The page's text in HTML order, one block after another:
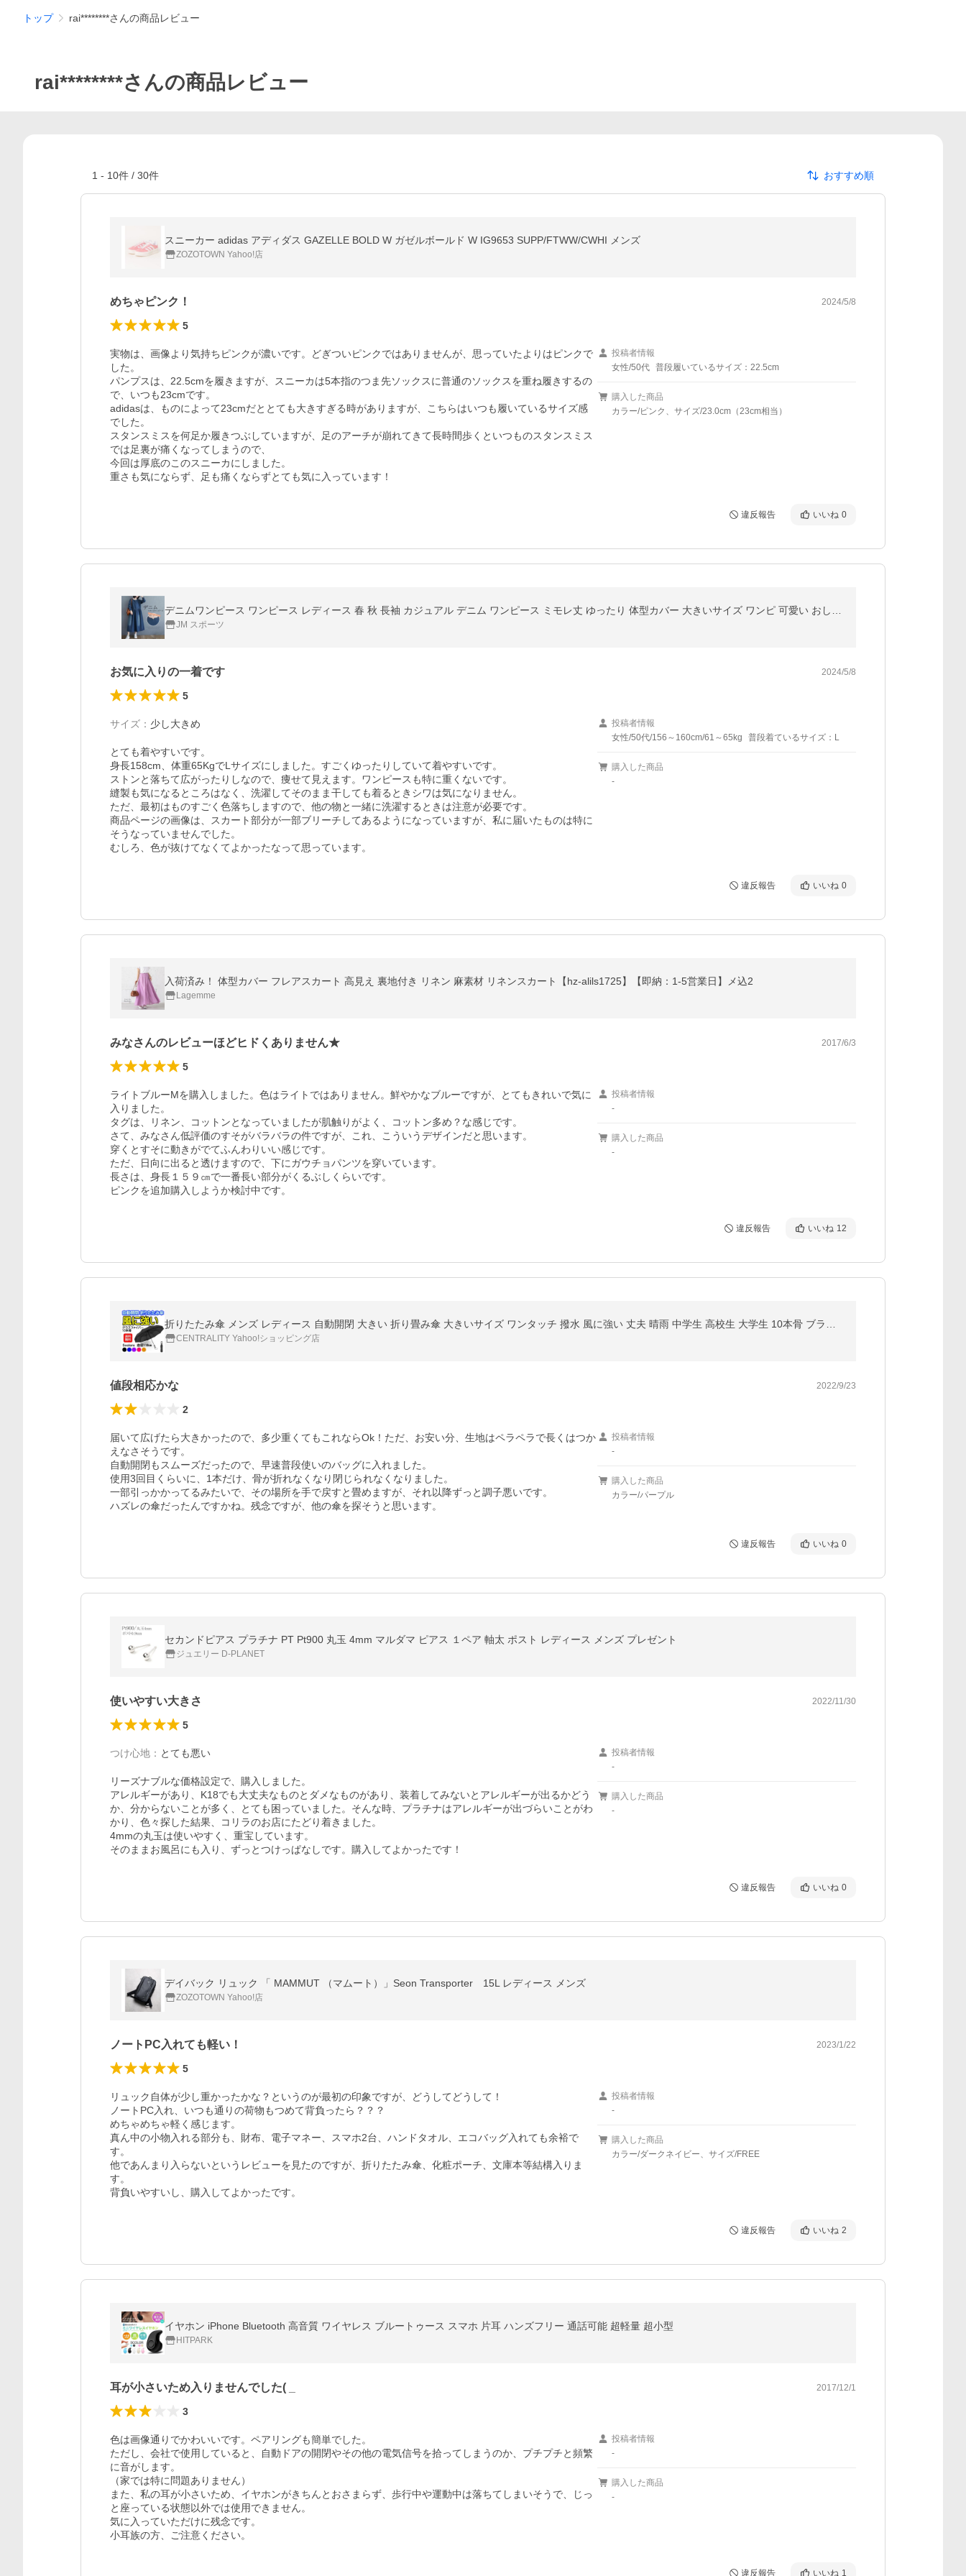
トップ rai********さんの商品レビュー
rai********さんの商品レビュー
1 - 10件 / 30件 おすすめ順
スニーカー adidas アディダス GAZELLE BOLD W ガゼルボールド W IG9653 SUPP/FTWW/CWHI メンズ
ZOZOTOWN Yahoo!店
めちゃピンク！ 2024/5/8
5
実物は、画像より気持ちピンクが濃いです。どぎついピンクではありませんが、思っていたよりはピンクで
した。
パンプスは、22.5cmを履きますが、スニーカは5本指のつま先ソックスに普通のソックスを重ね履きするの
で、いつも23cmです。
adidasは、ものによって23cmだととても大きすぎる時がありますが、こちらはいつも履いているサイズ感
でした。
スタンスミスを何足か履きつぶしていますが、足のアーチが崩れてきて長時間歩くといつものスタンスミス
では足裏が痛くなってしまうので、
今回は厚底のこのスニーカにしました。
重さも気にならず、足も痛くならずとても気に入っています！
投稿者情報
女性/50代 普段履いているサイズ：22.5cm
購入した商品
カラー/ピンク、サイズ/23.0cm（23cm相当）
違反報告 いいね 0
JM スポーツ
お気に入りの一着です 2024/5/8
5
サイズ ： 少し大きめ
とても着やすいです。
身長158cm、体重65KgでLサイズにしました。すごくゆったりしていて着やすいです。
ストンと落ちて広がったりしなので、痩せて見えます。ワンピースも特に重くないです。
縫製も気になるところはなく、洗濯してそのまま干しても着るときシワは気になりません。
ただ、最初はものすごく色落ちしますので、他の物と一緒に洗濯するときは注意が必要です。
商品ページの画像は、スカート部分が一部ブリーチしてあるようになっていますが、私に届いたものは特に
そうなっていませんでした。
むしろ、色が抜けてなくてよかったなって思っています。
投稿者情報
女性/50代/156～160cm/61～65kg
普段着ているサイズ：L
購入した商品
-
違反報告 いいね 0
入荷済み！ 体型カバー フレアスカート 高見え 裏地付き リネン 麻素材 リネンスカート【hz-alils1725】【即納：1-5営業日】メ込2
Lagemme
みなさんのレビューほどヒドくありません★ 2017/6/3
5
ライトブルーMを購入しました。色はライトではありません。鮮やかなブルーですが、とてもきれいで気に
入りました。
タグは、リネン、コットンとなっていましたが肌触りがよく、コットン多め？な感じです。
さて、みなさん低評価のすそがバラバラの件ですが、これ、こういうデザインだと思います。
穿くとすそに動きがでてふんわりいい感じです。
ただ、日向に出ると透けますので、下にガウチョパンツを穿いています。
長さは、身長１５９㎝で一番長い部分がくるぶしくらいです。
ピンクを追加購入しようか検討中です。
投稿者情報
-
購入した商品
-
違反報告 いいね 12
CENTRALITY Yahoo!ショッピング店
値段相応かな 2022/9/23
2
届いて広げたら大きかったので、多少重くてもこれならOk！ただ、お安い分、生地はペラペラで長くはつか
えなさそうです。
自動開閉もスムーズだったので、早速普段使いのバッグに入れました。
使用3回目くらいに、1本だけ、骨が折れなくなり閉じられなくなりました。
一部引っかかってるみたいで、その場所を手で戻すと畳めますが、それ以降ずっと調子悪いです。
投稿者情報
-
購入した商品
カラー/パープル
違反報告 いいね 0
セカンドピアス プラチナ PT Pt900 丸玉 4mm マルダマ ピアス １ペア 軸太 ポスト レディース メンズ プレゼント
ジュエリー D-PLANET
使いやすい大きさ 2022/11/30
5
つけ心地 ： とても悪い
リーズナブルな価格設定で、購入しました。
アレルギーがあり、K18でも大丈夫なものとダメなものがあり、装着してみないとアレルギーが出るかどう
か、分からないことが多く、とても困っていました。そんな時、プラチナはアレルギーが出づらいことがわ
かり、色々探した結果、コリラのお店にたどり着きました。
4mmの丸玉は使いやすく、重宝しています。
そのままお風呂にも入り、ずっとつけっぱなしです。購入してよかったです！
投稿者情報
-
購入した商品
-
違反報告 いいね 0
デイバック リュック 「 MAMMUT （マムート）」Seon Transporter 15L レディース メンズ
ZOZOTOWN Yahoo!店
ノートPC入れても軽い！ 2023/1/22
5
リュック自体が少し重かったかな？というのが最初の印象ですが、どうしてどうして！
ノートPC入れ、いつも通りの荷物もつめて背負ったら？？？
めちゃめちゃ軽く感じます。
真ん中の小物入れる部分も、財布、電子マネー、スマホ2台、ハンドタオル、エコバッグ入れても余裕で
す。
他であんまり入らないというレビューを見たのですが、折りたたみ傘、化粧ポーチ、文庫本等結構入りま
す。
背負いやすいし、購入してよかったです。
投稿者情報
-
購入した商品
カラー/ダークネイビー、サイズ/FREE
違反報告 いいね 2
イヤホン iPhone Bluetooth 高音質 ワイヤレス ブルートゥース スマホ 片耳 ハンズフリー 通話可能 超軽量 超小型
HITPARK
耳が小さいため入りませんでした( _ 2017/12/1
3
色は画像通りでかわいいです。ペアリングも簡単でした。
ただし、会社で使用していると、自動ドアの開閉やその他の電気信号を拾ってしまうのか、プチプチと頻繁
に音がします。
（家では特に問題ありません）
また、私の耳が小さいため、イヤホンがきちんとおさまらず、歩行中や運動中は落ちてしまいそうで、じっ
と座っている状態以外では使用できません。
気に入っていただけに残念です。
小耳族の方、ご注意ください。
投稿者情報
-
購入した商品
-
違反報告 いいね 1